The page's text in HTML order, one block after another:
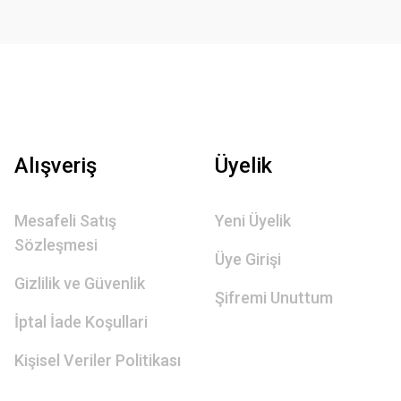
Alışveriş
Mesafeli Satış
Sözleşmesi
Gizlilik ve Güvenlik
İptal İade Koşullari
Kişisel Veriler Politikası
Üyelik
Yeni Üyelik
Üye Girişi
Şifremi Unuttum